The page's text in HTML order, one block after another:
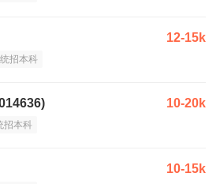
12-15k
统招本科
10-20k
招本科
10-15k